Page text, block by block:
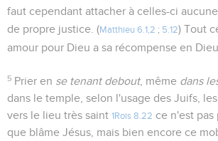
faut cependant attacher à celles-ci
de propre justice. (Matthieu 6.1,2 ; 5.12) Tout
amour pour Dieu a sa récompense en
5 Prier en se tenant debout, même dans
dans le temple, selon l'usage des Juifs,
vers le lieu très saint 1Rois 8.22 ce n'est pas
que blâme Jésus, mais bien encore ce